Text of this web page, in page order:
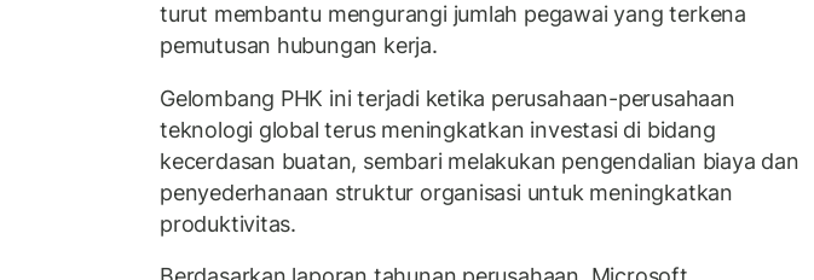
turut membantu mengurangi jumlah pegawai yang terkena
pemutusan hubungan kerja.
Gelombang PHK ini terjadi ketika perusahaan-perusahaan
teknologi global terus meningkatkan investasi di bidang
kecerdasan buatan, sembari melakukan pengendalian biaya dan
penyederhanaan struktur organisasi untuk meningkatkan
produktivitas.